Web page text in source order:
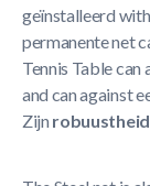
geïnstalleerd
permanente net
Tennis Table
and can against
Zijn robuustheid